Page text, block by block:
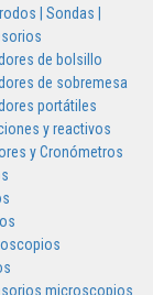
| Sondas |
de bolsillo
de sobremesa
portátiles
y reactivos
y Cronómetros
microscopios